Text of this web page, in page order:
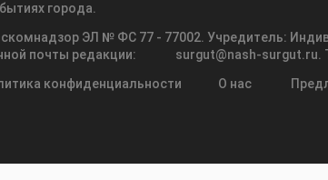
города.
ЭЛ № ФС 77 - 77002. Учредитель:
почты редакции:
surgut@nash-surgut.ru.
конфиденциальности О нас